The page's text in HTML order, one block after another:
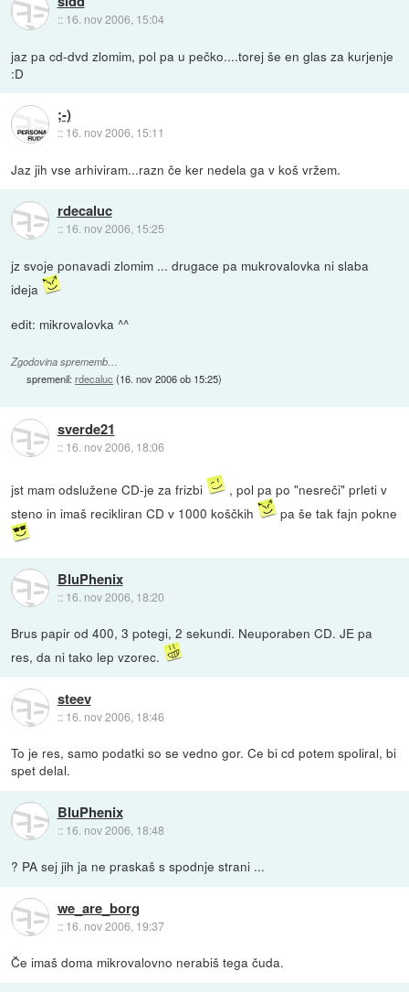
:: 16. nov 2006, 15:04
jaz pa cd-dvd zlomim, pol pa u pečko....torej še en glas za kurjenje
:D
;-)
:: 16. nov 2006, 15:11
Jaz jih vse arhiviram...razn če ker nedela ga v koš vržem.
rdecaluc
:: 16. nov 2006, 15:25
jz svoje ponavadi zlomim ... drugace pa mukrovalovka ni slaba
ideja
edit: mikrovalovka ^^
Zgodovina sprememb…
spremenil:rdecaluc (16. nov 2006 ob 15:25)
sverde21
:: 16. nov 2006, 18:06
jst mam odslužene CD-je za frizbi
, pol pa po "nesreči" prleti v
steno in imaš recikliran CD v 1000 koščkih
pa še tak fajn pokne
BluPhenix
:: 16. nov 2006, 18:20
Brus papir od 400, 3 potegi, 2 sekundi. Neuporaben CD. JE pa
res, da ni tako lep vzorec.
steev
:: 16. nov 2006, 18:46
To je res, samo podatki so se vedno gor. Ce bi cd potem spoliral, bi
spet delal.
BluPhenix
:: 16. nov 2006, 18:48
? PA sej jih ja ne praskaš s spodnje strani ...
we_are_borg
:: 16. nov 2006, 19:37
Če imaš doma mikrovalovno nerabiš tega čuda.